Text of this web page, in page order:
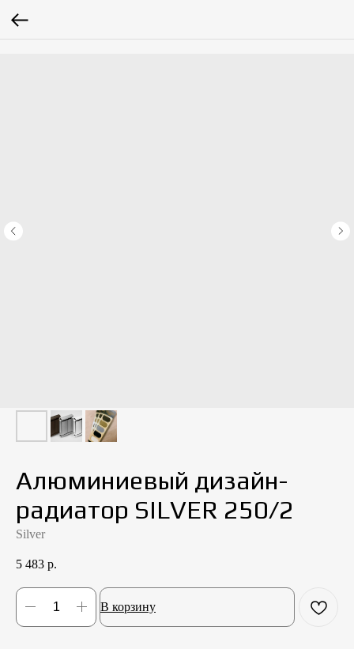
Алюминиевый дизайн-
радиатор SILVER 250/2
Silver
5 483 р.
В корзину